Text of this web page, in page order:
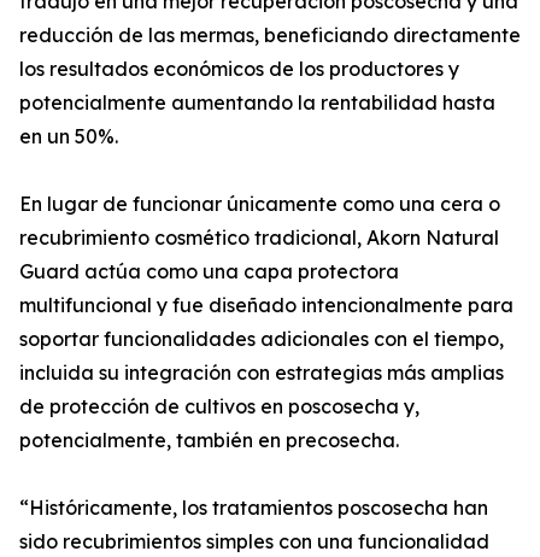
reducción de las mermas, beneficiando directamente
los resultados económicos de los productores y
potencialmente aumentando la rentabilidad hasta
en un 50%.
En lugar de funcionar únicamente como una cera o
recubrimiento cosmético tradicional, Akorn Natural
Guard actúa como una capa protectora
multifuncional y fue diseñado intencionalmente para
soportar funcionalidades adicionales con el tiempo,
incluida su integración con estrategias más amplias
de protección de cultivos en poscosecha y,
potencialmente, también en precosecha.
“Históricamente, los tratamientos poscosecha han
sido recubrimientos simples con una funcionalidad